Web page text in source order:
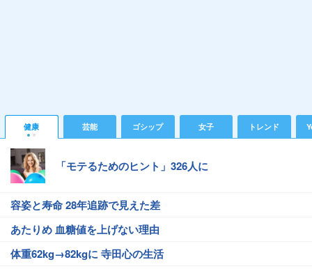
健康 芸能 ゴシップ 女子 トレンド
「モテるためのヒント」326人に
容姿と寿命 28年追跡で見えた差
あたりめ 血糖値を上げない理由
体重62kg→82kgに 寺田心の生活